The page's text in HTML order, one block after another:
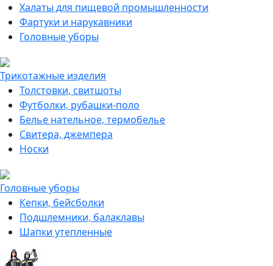
Халаты для пищевой промышленности
Фартуки и нарукавники
Головные уборы
Трикотажные изделия
Толстовки, свитшоты
Футболки, рубашки-поло
Белье нательное, термобелье
Свитера, джемпера
Носки
Головные уборы
Кепки, бейсболки
Подшлемники, балаклавы
Шапки утепленные